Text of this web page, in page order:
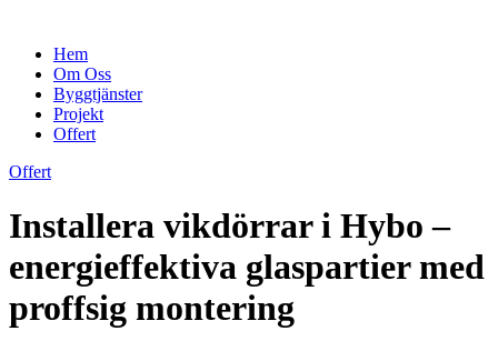
Hem
Om Oss
Byggtjänster
Projekt
Offert
Offert
Installera vikdörrar i Hybo –
energieffektiva glaspartier med
proffsig montering